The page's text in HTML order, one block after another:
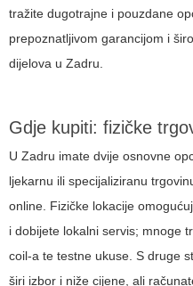
tražite dugotrajne i pouzdane
prepoznatljivom garancijom i
dijelova u Zadru.
Gdje kupiti: fizičke
U Zadru imate dvije osnovne
ljekarnu ili specijaliziranu
online. Fizičke lokacije
i dobijete lokalni servis; mnoge
coil-a te testne ukuse. S druge
širi izbor i niže cijene, ali